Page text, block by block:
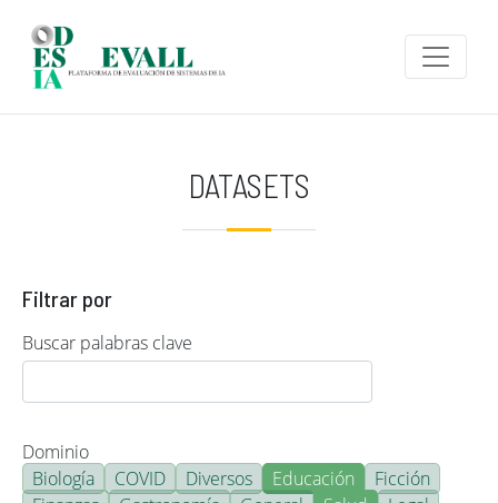
DATASETS
Filtrar por
Buscar palabras clave
Dominio
Biología
COVID Diversos Educación
Ficción